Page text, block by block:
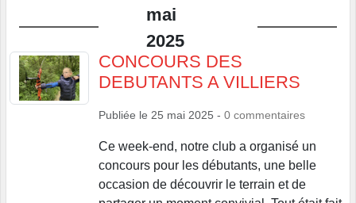
mai
2025
CONCOURS DES
DEBUTANTS A VILLIERS
Publiée le 25 mai 2025 - 0 commentaires
Ce week-end, notre club a organisé un
concours pour les débutants, une belle
occasion de découvrir le terrain et de